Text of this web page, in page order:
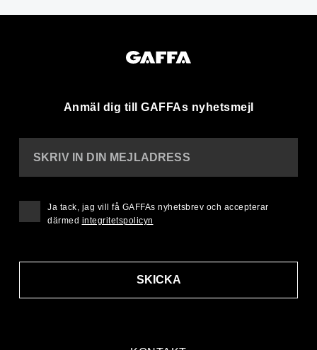
Anmäl dig till GAFFAs nyhetsmejl
SKRIV IN DIN MEJLADRESS
SKICKA
Ja tack, jag vill få GAFFAs nyhetsbrev och accepterar
därmed integritetspolicyn